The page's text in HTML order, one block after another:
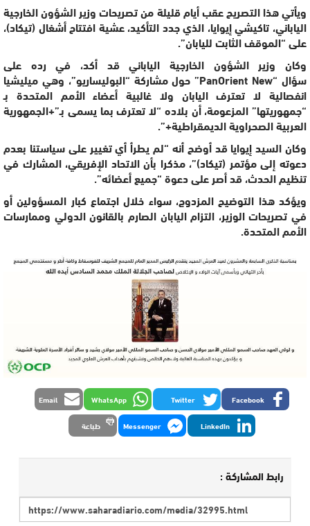
ويأتي هذا التصريح عقب أيام قليلة من تصريحات وزير الشؤون الخارجية
الياباني، تاكيشي إيوايا، الذي جدد التأكيد، عشية افتتاح أشغال (تيكاد)،
على “الموقف الثابت لليابان”.
وكان وزير الشؤون الخارجية الياباني قد أكد، في رده على
سؤال “PanOrient New” حول مشاركة “البوليساريو”، وهي ميليشيا
انفصالية لا تعترف اليابان ولا غالبية أعضاء الأمم المتحدة بـ
“جمهوريتها” المزعومة، أن بلاده “لا تعترف بما يسمى بـ”+الجمهورية
العربية الصحراوية الديمقراطية+”.
وكان السيد إيوايا قد أوضح أنه “لم يطرأ أي تغيير على سياستنا بعدم
دعوته إلى مؤتمر (تيكاد)”، مذكرا بأن الاتحاد الإفريقي، المشارك في
تنظيم الحدث، قد أصر على دعوة “جميع أعضائه”.
ويؤكد هذا التوضيح المزدوج، سواء خلال اجتماع كبار المسؤولين أو
في تصريحات الوزير، التزام اليابان الصارم بالقانون الدولي وممارسات
الأمم المتحدة.
Facebook
Twitter
WhatsApp
Email
LinkedIn
Messenger طباعة
رابط المشاركة :